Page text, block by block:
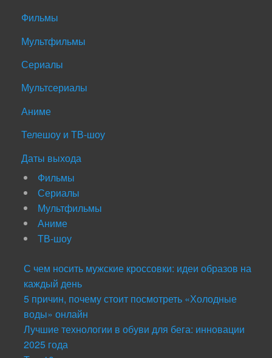
Фильмы
Мультфильмы
Сериалы
Мультсериалы
Аниме
Телешоу и ТВ-шоу
Даты выхода
Фильмы
Сериалы
Мультфильмы
Аниме
ТВ-шоу
С чем носить мужские кроссовки: идеи образов на
каждый день
5 причин, почему стоит посмотреть «Холодные
воды» онлайн
Лучшие технологии в обуви для бега: инновации
2025 года